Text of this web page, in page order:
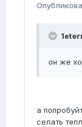
он же
а
селать